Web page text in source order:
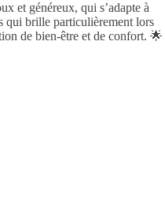
et généreux, qui s’adapte à
qui brille particulièrement lors
de bien-être et de confort. 🌟